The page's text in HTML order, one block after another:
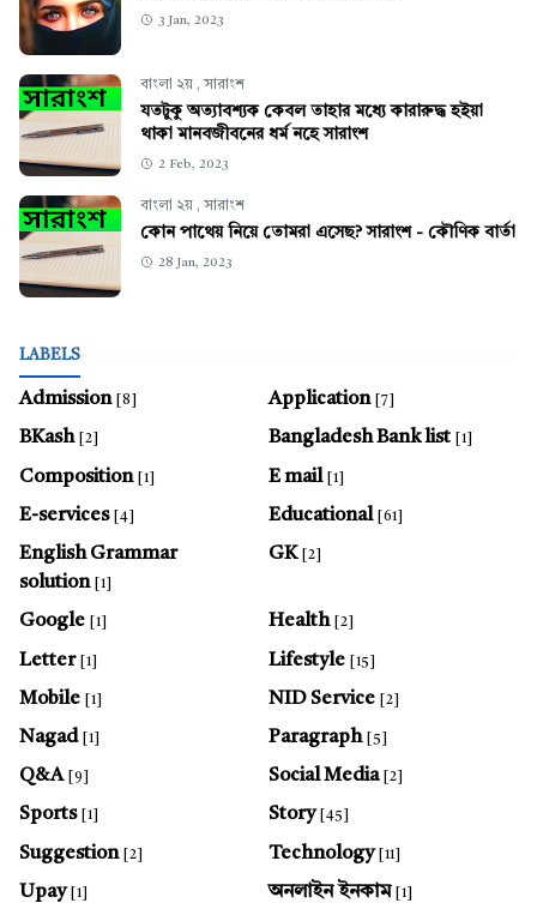
3 Jan, 2023
বাংলা ২য় , সারাংশ
যতটুকু অত্যাবশ্যক কেবল তাহার মধ্যে কারারুদ্ধ হইয়া
থাকা মানবজীবনের ধর্ম নহে সারাংশ
2 Feb, 2023
বাংলা ২য় , সারাংশ
কোন পাথেয় নিয়ে তোমরা এসেছ? সারাংশ - কৌণিক বার্তা
28 Jan, 2023
LABELS
Admission [8] Application [7]
BKash [2] Bangladesh Bank list [1]
Composition [1] E mail [1]
E-services [4] Educational [61]
English Grammar
solution
[1]
GK [2]
Google [1] Health [2]
Letter [1] Lifestyle [15]
Mobile [1] NID Service [2]
Nagad [1] Paragraph [5]
Q&A [9] Social Media [2]
Sports [1] Story [45]
Suggestion [2] Technology [11]
Upay [1] অনলাইন ইনকাম [1]